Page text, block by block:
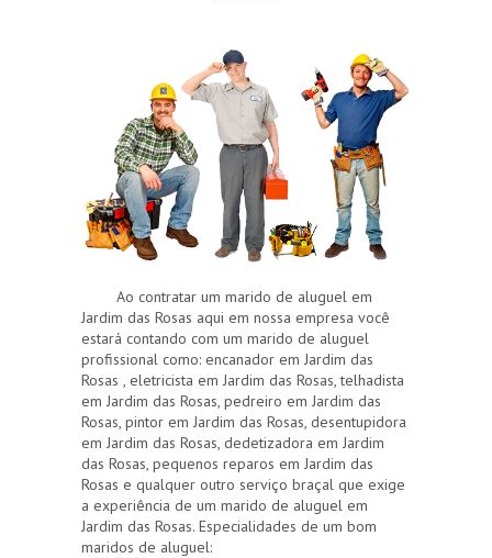
Ao contratar um marido de aluguel em
Jardim das Rosas aqui em nossa empresa você
estará contando com um marido de aluguel
profissional como: encanador em Jardim das
Rosas , eletricista em Jardim das Rosas, telhadista
em Jardim das Rosas, pedreiro em Jardim das
Rosas, pintor em Jardim das Rosas, desentupidora
em Jardim das Rosas, dedetizadora em Jardim
das Rosas, pequenos reparos em Jardim das
Rosas e qualquer outro serviço braçal que exige
a experiência de um marido de aluguel em
Jardim das Rosas. Especialidades de um bom
maridos de aluguel: